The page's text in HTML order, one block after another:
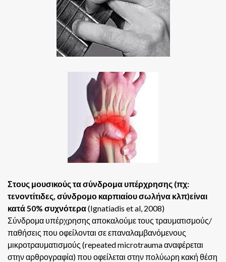
Στους μουσικούς τα σύνδρομα υπέρχρησης (πχ:
τενοντίτιδες, σύνδρομο καρπιαίου σωλήνα κλπ)είναι
κατά 50% συχνότερα(Ignatiadis et al, 2008)
Σύνδρομα υπέρχρησης αποκαλούμε τους τραυματισμούς/
παθήσεις που οφείλονται σε επαναλαμβανόμενους
μικροτραυματισμούς (repeated microtrauma αναφέρεται
στην αρθρογραφία) που οφείλεται στην πολύωρη κακή θέση